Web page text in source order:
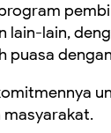
lain-lain,
masyarakat.